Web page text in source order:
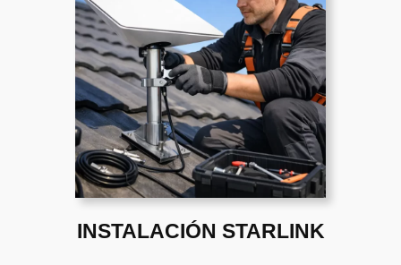
INSTALACIÓN STARLINK